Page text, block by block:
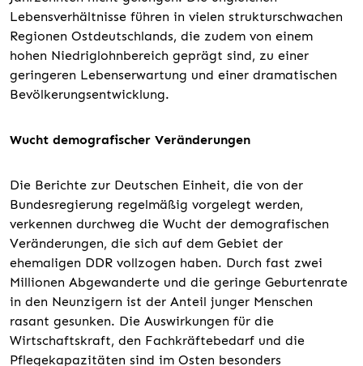
Lebensverhältnisse führen in vielen strukturschwachen
Regionen Ostdeutschlands, die zudem von einem
hohen Niedriglohnbereich geprägt sind, zu einer
geringeren Lebenserwartung und einer dramatischen
Bevölkerungsentwicklung.
Wucht demografischer Veränderungen
Die Berichte zur Deutschen Einheit, die von der
Bundesregierung regelmäßig vorgelegt werden,
verkennen durchweg die Wucht der demografischen
Veränderungen, die sich auf dem Gebiet der
ehemaligen DDR vollzogen haben. Durch fast zwei
Millionen Abgewanderte und die geringe Geburtenrate
in den Neunzigern ist der Anteil junger Menschen
rasant gesunken. Die Auswirkungen für die
Wirtschaftskraft, den Fachkräftebedarf und die
Pflegekapazitäten sind im Osten besonders